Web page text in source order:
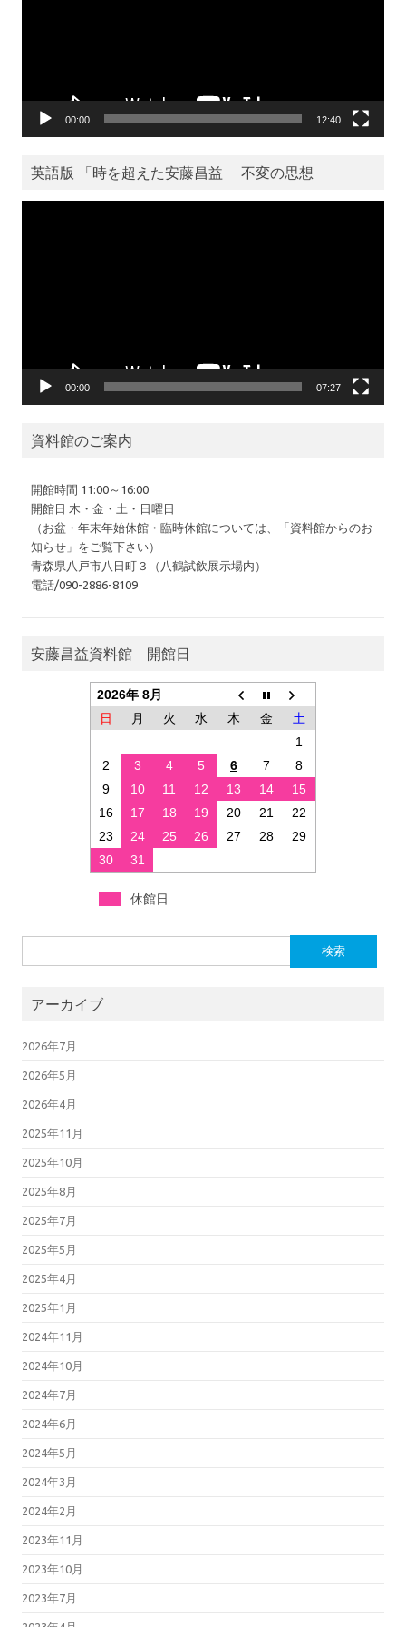
00:00 12:40
英語版 「時を超えた安藤昌益 不変の思想
00:00 07:27
資料館のご案内
開館時間 11:00～16:00
開館日 木・金・土・日曜日
（お盆・年末年始休館・臨時休館については、「資料館からのお
知らせ」をご覧下さい）
青森県八戸市八日町３（八鶴試飲展示場内）
電話/090-2886-8109
安藤昌益資料館 開館日
2026年 8月
日
月 火 水 木 金
土
1
2
3 4 5 6 7
8
9
10 11 12 13 14
15
16
17 18 19 20 21
22
23
24 25 26 27 28
29
30
31
休館日
アーカイブ
2026年7月
2026年5月
2026年4月
2025年11月
2025年10月
2025年8月
2025年7月
2025年5月
2025年4月
2025年1月
2024年11月
2024年10月
2024年7月
2024年6月
2024年5月
2024年3月
2024年2月
2023年11月
2023年10月
2023年7月